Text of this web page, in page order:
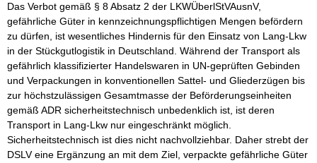
Das Verbot gemäß § 8 Absatz 2 der LKWÜberlStVAusnV,
gefährliche Güter in kennzeichnungspflichtigen Mengen befördern
zu dürfen, ist wesentliches Hindernis für den Einsatz von Lang-Lkw
in der Stückgutlogistik in Deutschland. Während der Transport als
gefährlich klassifizierter Handelswaren in UN-geprüften Gebinden
und Verpackungen in konventionellen Sattel- und Gliederzügen bis
zur höchstzulässigen Gesamtmasse der Beförderungseinheiten
gemäß ADR sicherheitstechnisch unbedenklich ist, ist deren
Transport in Lang-Lkw nur eingeschränkt möglich.
Sicherheitstechnisch ist dies nicht nachvollziehbar. Daher strebt der
DSLV eine Ergänzung an mit dem Ziel, verpackte gefährliche Güter